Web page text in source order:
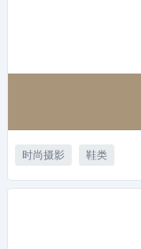
时尚摄影 鞋类